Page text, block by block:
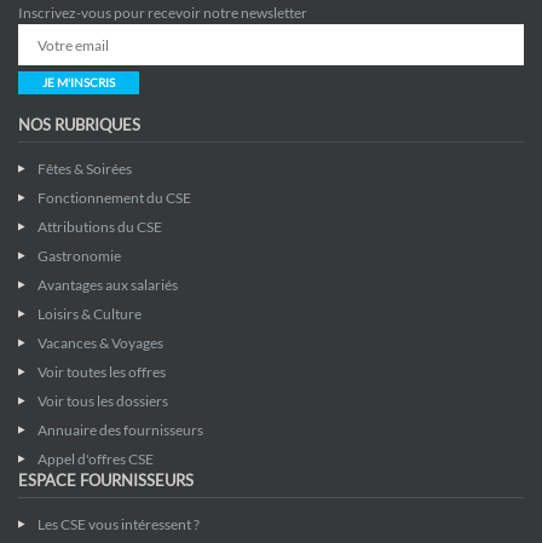
Inscrivez-vous pour recevoir notre newsletter
JE M'INSCRIS
NOS RUBRIQUES
Fêtes & Soirées
Fonctionnement du CSE
Attributions du CSE
Gastronomie
Avantages aux salariés
Loisirs & Culture
Vacances & Voyages
Voir toutes les offres
Voir tous les dossiers
Annuaire des fournisseurs
Appel d'offres CSE
ESPACE FOURNISSEURS
Les CSE vous intéressent ?